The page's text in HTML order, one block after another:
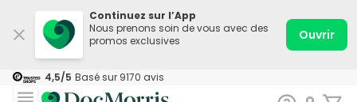
Continuez sur l’App
Nous prenons soin de vous avec des
promos exclusives
Ouvrir
4,5/5 Basé sur 9170 avis